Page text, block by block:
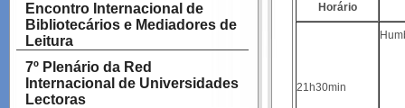
Encontro Internacional de
Bibliotecários e Mediadores de
Leitura
7º Plenário da Red
Internacional de Universidades
Lectoras
Horário
21h30min